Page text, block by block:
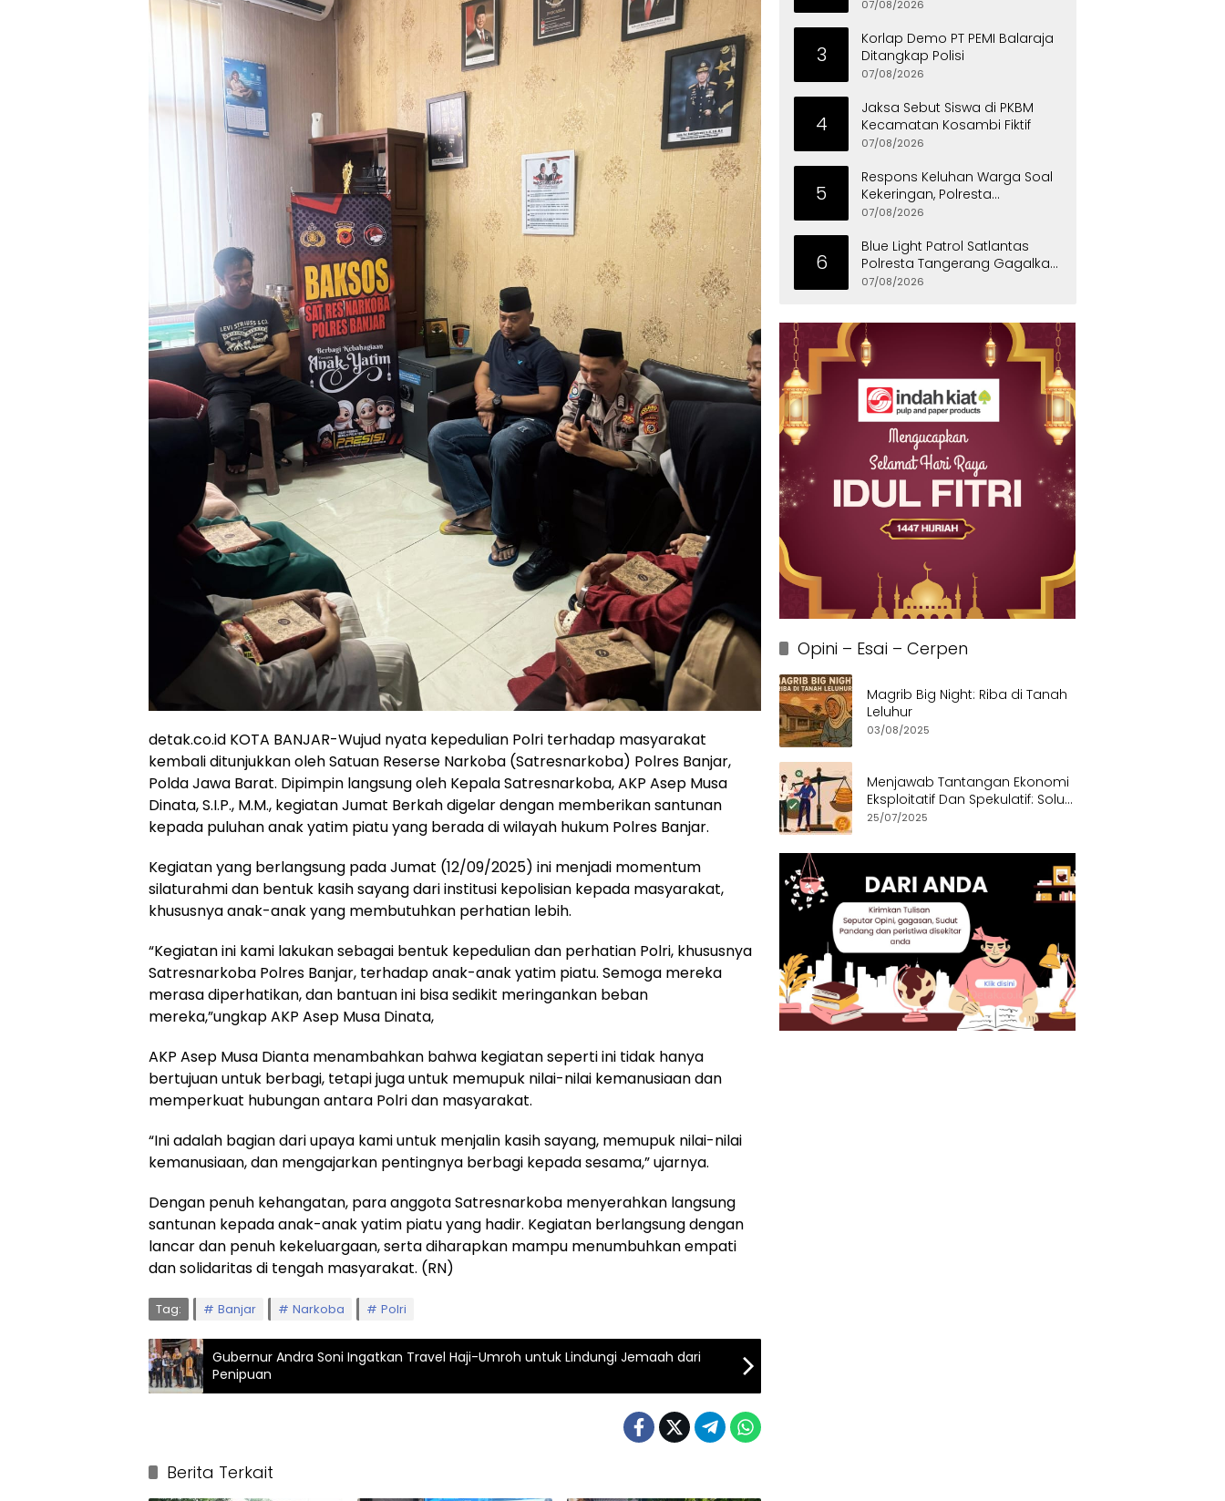
detak.co.id KOTA BANJAR-Wujud nyata kepedulian Polri terhadap masyarakat
kembali ditunjukkan oleh Satuan Reserse Narkoba (Satresnarkoba) Polres Banjar,
Polda Jawa Barat. Dipimpin langsung oleh Kepala Satresnarkoba, AKP Asep Musa
Dinata, S.I.P., M.M., kegiatan Jumat Berkah digelar dengan memberikan santunan
kepada puluhan anak yatim piatu yang berada di wilayah hukum Polres Banjar.
Kegiatan yang berlangsung pada Jumat (12/09/2025) ini menjadi momentum
silaturahmi dan bentuk kasih sayang dari institusi kepolisian kepada masyarakat,
khususnya anak-anak yang membutuhkan perhatian lebih.
“Kegiatan ini kami lakukan sebagai bentuk kepedulian dan perhatian Polri, khususnya
Satresnarkoba Polres Banjar, terhadap anak-anak yatim piatu. Semoga mereka
merasa diperhatikan, dan bantuan ini bisa sedikit meringankan beban
mereka,”ungkap AKP Asep Musa Dinata,
AKP Asep Musa Dianta menambahkan bahwa kegiatan seperti ini tidak hanya
bertujuan untuk berbagi, tetapi juga untuk memupuk nilai-nilai kemanusiaan dan
memperkuat hubungan antara Polri dan masyarakat.
“Ini adalah bagian dari upaya kami untuk menjalin kasih sayang, memupuk nilai-nilai
kemanusiaan, dan mengajarkan pentingnya berbagi kepada sesama,” ujarnya.
Dengan penuh kehangatan, para anggota Satresnarkoba menyerahkan langsung
santunan kepada anak-anak yatim piatu yang hadir. Kegiatan berlangsung dengan
lancar dan penuh kekeluargaan, serta diharapkan mampu menumbuhkan empati
dan solidaritas di tengah masyarakat. (RN)
Tag: Banjar Narkoba Polri
Gubernur Andra Soni Ingatkan Travel Haji-Umroh untuk Lindungi Jemaah dari
Penipuan
Berita Terkait
07/08/2026
3
Korlap Demo PT PEMI Balaraja
Ditangkap Polisi
07/08/2026
4
Jaksa Sebut Siswa di PKBM
Kecamatan Kosambi Fiktif
07/08/2026
5
Respons Keluhan Warga Soal
Kekeringan, Polresta
Tangerang Salurkan Bantuan
07/08/2026
6
Blue Light Patrol Satlantas
Polresta Tangerang Gagalkan
Aksi Curanmor, Dua Pria
07/08/2026
Opini – Esai – Cerpen
Magrib Big Night: Riba di Tanah
Leluhur
03/08/2025
Menjawab Tantangan Ekonomi
Eksploitatif Dan Spekulatif: Solusi
Etis dan Berkeadilan
25/07/2025